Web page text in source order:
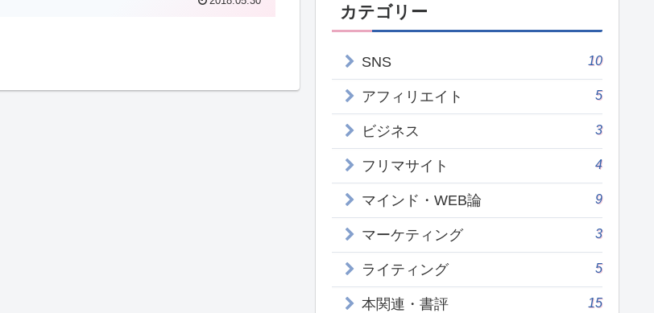
カテゴリー
SNS 10
アフィリエイト 5
ビジネス 3
フリマサイト 4
マインド・WEB論 9
マーケティング 3
ライティング 5
本関連・書評 15